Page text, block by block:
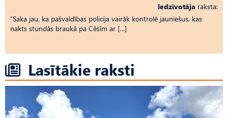
Iedzīvotāja raksta:
“Saka jau, ka pašvaldības policija vairāk kontrolē jauniešus, kas
nakts stundās braukā pa Cēsīm ar […]
Lasītākie raksti